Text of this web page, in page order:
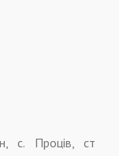
с. Проців, ст